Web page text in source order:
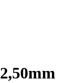
2,50mm